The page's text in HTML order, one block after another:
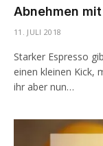
Abnehmen
11. JULI 2018
Starker Espresso
einen kleinen Kick,
ihr aber nun…